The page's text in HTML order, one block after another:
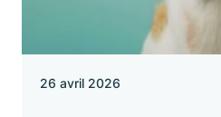
26 avril 2026